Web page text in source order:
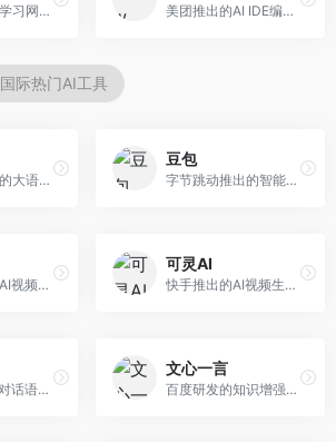
免费开源深度学习网站，专注于实用AI教学。面向开发者，提供免费深度学习课程、实战项目、代码库等资源，学习门槛低。 美团推出的AI IDE编程工具，专注于本地开发生态。面向开发者，提供智能代码补全、代码生成、项目管理等服务，本地开发体验好。
国际热门AI工具
幻方量化研发的大语言模型平台，专注于深度推理和代码生成能力。面向开发者、研究人员和技术爱好者，提供强大的逻辑推理和数学计算功能，开源生态完善，API接口友好。
豆包
字节跳动推出的智能对话助手平台，提供文本创作、知识问答、英语学习等多种AI服务。面向普通用户和内容创作者，支持多轮对话和文件解析，免费使用，响应速度快，中文理解能力强。
字节跳动旗下AI视频创作平台，支持多模态内容生成。面向内容创作者和营销人员，提供文生视频、图生视频、智能剪辑等功能，中文理解能力强，创作效率高。
可灵AI
快手推出的AI视频生成平台，支持文生视频和图生视频，可生成长达2分钟的高质量视频内容。面向短视频创作者和营销人员，操作简便，生成效果逼真，适合商业推广和创意表达。
智谱AI研发的对话语言模型，支持中英双语交互。面向中文用户和开发者，提供知识问答、代码编写、文档解读等服务，开源生态完善，学术研究背景深厚。
文心一言
百度研发的知识增强大语言模型，深度融合百度知识图谱和搜索能力。面向中文用户，提供知识问答、文本创作、逻辑推理等服务，中文语境理解准确，知识覆盖面广。